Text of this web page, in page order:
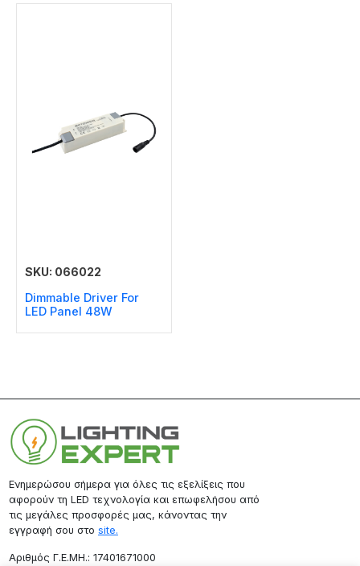
SKU: 066022
Dimmable Driver For
LED Panel 48W
Ενημερώσου σήμερα για όλες τις εξελίξεις που
αφορούν τη LED τεχνολογία και επωφελήσου από
τις μεγάλες προσφορές μας, κάνοντας την
εγγραφή σου στο site.
Aριθμός Γ.Ε.ΜΗ.: 17401671000